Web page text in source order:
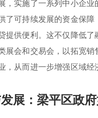
，实施了一系列中小企业
了可持续发展的资金保
提供便利。这不仅降低
展会和交易会，以拓宽
，从而进一步增强区域
展：梁平区政